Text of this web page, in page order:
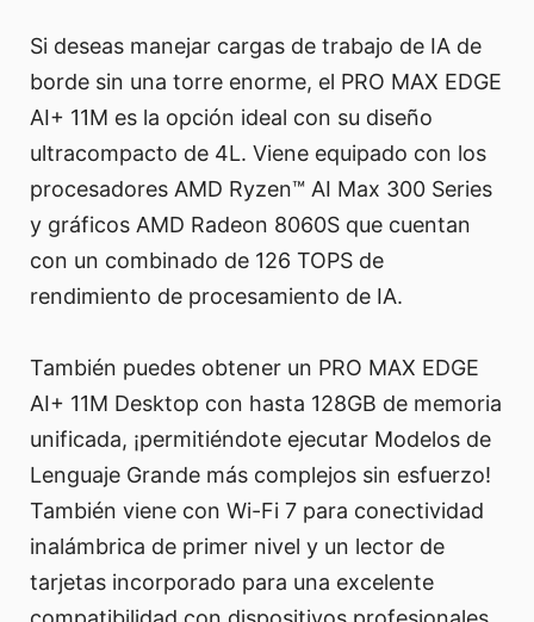
Si deseas manejar cargas de trabajo de IA de
borde sin una torre enorme, el PRO MAX EDGE
AI+ 11M es la opción ideal con su diseño
ultracompacto de 4L. Viene equipado con los
procesadores AMD Ryzen™ AI Max 300 Series
y gráficos AMD Radeon 8060S que cuentan
con un combinado de 126 TOPS de
rendimiento de procesamiento de IA.
También puedes obtener un PRO MAX EDGE
AI+ 11M Desktop con hasta 128GB de memoria
unificada, ¡permitiéndote ejecutar Modelos de
Lenguaje Grande más complejos sin esfuerzo!
También viene con Wi-Fi 7 para conectividad
inalámbrica de primer nivel y un lector de
tarjetas incorporado para una excelente